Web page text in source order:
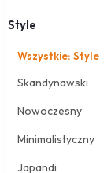
Style
Wszystkie: Style
Skandynawski
Nowoczesny
Minimalistyczny
Japandi